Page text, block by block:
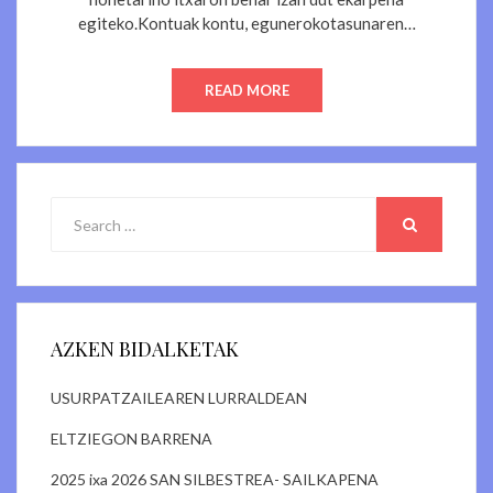
egiteko.Kontuak kontu, egunerokotasunaren…
READ MORE
AZKEN BIDALKETAK
USURPATZAILEAREN LURRALDEAN
ELTZIEGON BARRENA
2025 ixa 2026 SAN SILBESTREA- SAILKAPENA